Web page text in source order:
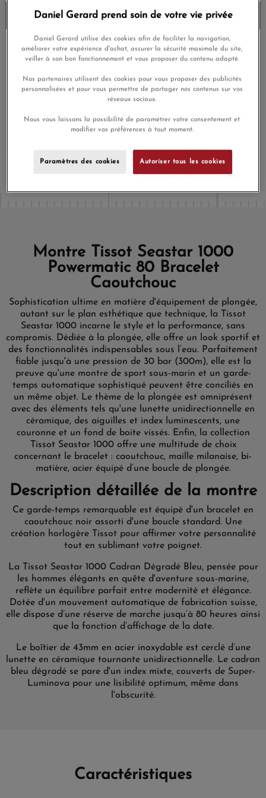
Livré chez vous la semaine prochaine
Livraison gratuite
Payez en 4x ou 10x
sans frais
Paiement sécurisé
Satisfait ou
remboursé
En achetant ce produit vous gagnerez25,35 €grâce à notre
Montre Tissot Seastar 1000
Powermatic 80 Bracelet
Caoutchouc
Sophistication ultime en matière d'équipement de plongée,
autant sur le plan esthétique que technique, la Tissot
Seastar 1000 incarne le style et la performance, sans
compromis. Dédiée à la plongée, elle offre un look sportif et
des fonctionnalités indispensables sous l’eau. Parfaitement
fiable jusqu'à une pression de 30 bar (300m), elle est la
preuve qu'une montre de sport sous-marin et un garde-
temps automatique sophistiqué peuvent être conciliés en
un même objet. Le thème de la plongée est omniprésent
avec des éléments tels qu'une lunette unidirectionnelle en
céramique, des aiguilles et index luminescents, une
couronne et un fond de boite vissés. Enfin, la collection
Tissot Seastar 1000 offre une multitude de choix
concernant le bracelet : caoutchouc, maille milanaise, bi-
matière, acier équipé d’une boucle de plongée.
Description détaillée de la montre
Ce garde-temps remarquable est équipé d'un bracelet en
caoutchouc noir assorti d'une boucle standard. Une
création horlogère Tissot pour affirmer votre personnalité
tout en sublimant votre poignet.
La Tissot Seastar 1000 Cadran Dégradé Bleu, pensée pour
les hommes élégants en quête d'aventure sous-marine,
reflète un équilibre parfait entre modernité et élégance.
Dotée d'un mouvement automatique de fabrication suisse,
elle dispose d’une réserve de marche jusqu’à 80 heures ainsi
que la fonction d’affichage de la date.
Le boîtier de 43mm en acier inoxydable est cerclé d’une
lunette en céramique tournante unidirectionnelle. Le cadran
bleu dégradé se pare d'un index mixte, couverts de Super-
Luminova pour une lisibilité optimum, même dans
l'obscurité.
Caractéristiques
Daniel Gerard prend soin de votre vie privée
Daniel Gerard utilise des cookies afin de faciliter la navigation,
améliorer votre expérience d'achat, assurer la sécurité maximale du site,
veiller à son bon fonctionnement et vous proposer du contenu adapté.
Nos partenaires utilisent des cookies pour vous proposer des publicités
personnalisées et pour vous permettre de partager nos contenus sur vos
réseaux sociaux.
Nous vous laissons la possibilité de paramétrer votre consentement et
modifier vos préférences à tout moment.
Paramètres des cookies Autoriser tous les cookies